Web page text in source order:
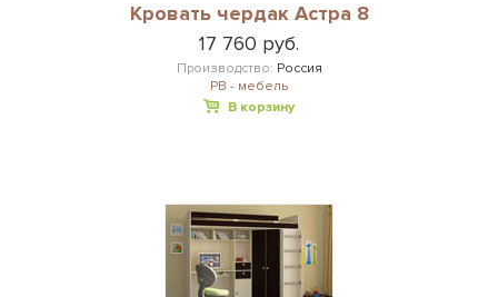
Кровать чердак Астра 8
17 760 руб.
Производство: Россия
РВ - мебель
В корзину